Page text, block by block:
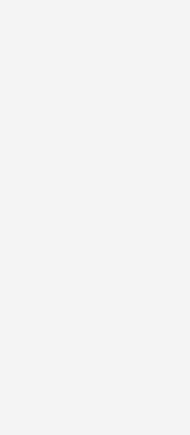
Standard ein Ansatz. Auch
sollte die Kopplung
erfolgen. Allen
wenn Bund und Länder den
freimachen.“
Wachstums-
dass auch im
seit
sind. Von hier kommt
der geschaffenen
ohne Wohnungsbau
Hand, im Straßenbau bleiben
Hier liegen die Order um
fehlen uns zum